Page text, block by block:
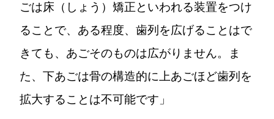
ごは床（しょう）矯正といわれる装置をつけ
ることで、ある程度、歯列を広げることはで
きても、あごそのものは広がりません。ま
た、下あごは骨の構造的に上あごほど歯列を
拡大することは不可能です」